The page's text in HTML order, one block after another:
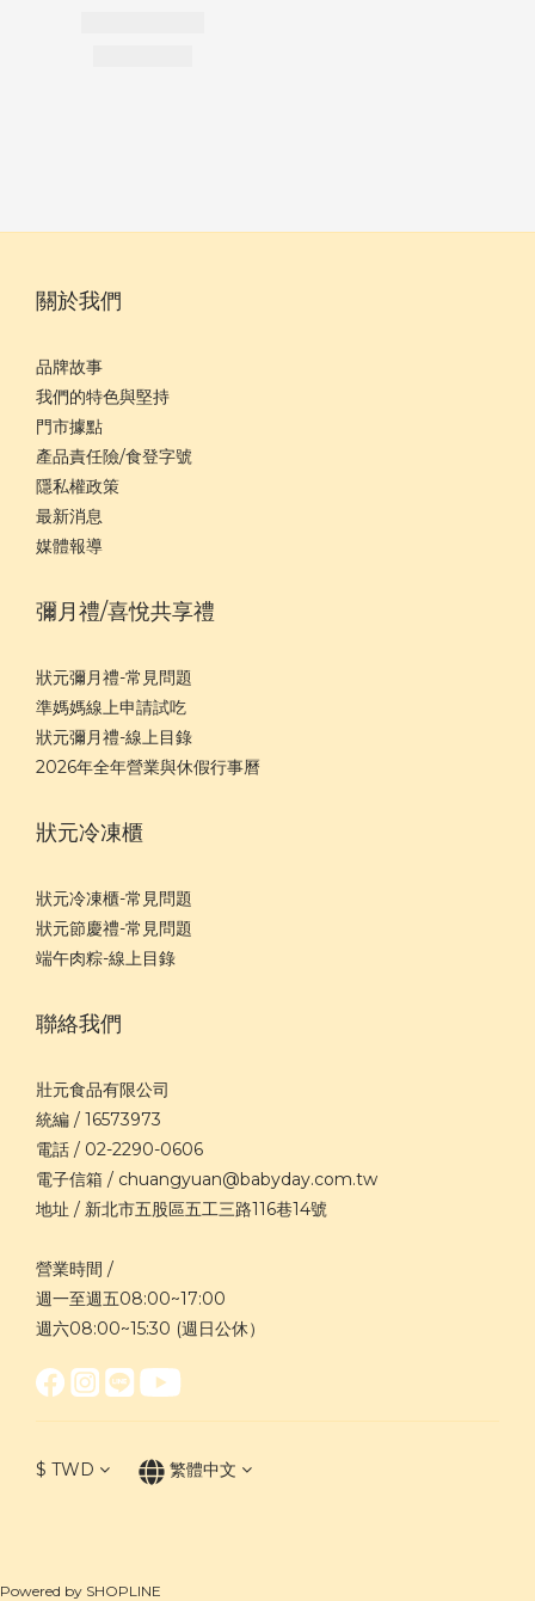
關於我們
品牌故事
我們的特色與堅持
門市據點
產品責任險/食登字號
隱私權政策
最新消息
媒體報導
彌月禮/喜悅共享禮
狀元彌月禮-常見問題
準媽媽線上申請試吃
狀元彌月禮-線上目錄
2026年全年營業與休假行事曆
狀元冷凍櫃
狀元冷凍櫃-常見問題
狀元節慶禮-常見問題
端午肉粽-線上目錄
聯絡我們
壯元食品有限公司
統編 / 16573973
電話 / 02-2290-0606
電子信箱 / chuangyuan@babyday.com.tw
地址 / 新北市五股區五工三路116巷14號
營業時間 /
週一至週五08:00~17:00
週六08:00~15:30 (週日公休）
$ TWD 繁體中文
Powered by SHOPLINE